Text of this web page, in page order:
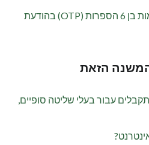
מדוע איני מקבל את קוד האימות בן 6 הספרות (OTP) בהודעת
הזאת
עבור בעלי שליטה סופיים,